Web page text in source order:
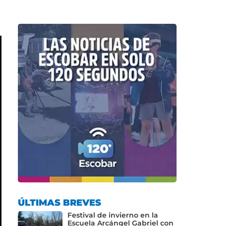
ÚLTIMAS BREVES
Festival de invierno en la
Escuela Arcángel Gabriel con